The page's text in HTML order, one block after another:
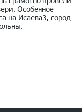
грамотно провели
Особенное
на Исаева3, город